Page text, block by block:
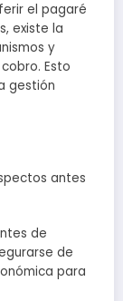
el pagaré
existe la
y
Esto
gestión
antes
de
de
para